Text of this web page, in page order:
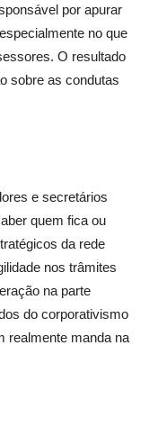
por apurar
no que
O resultado
sobre as condutas
e secretários
quem fica ou
da rede
nos trâmites
na parte
do corporativismo
realmente manda na